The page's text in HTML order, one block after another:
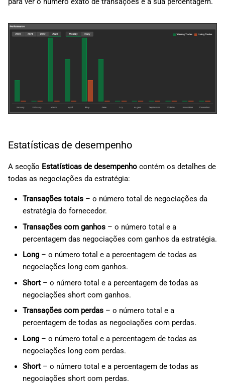
Estatísticas de desempenho
A secção Estatísticas de desempenho contém os detalhes de
todas as negociações da estratégia:
Transações totais– o número total de negociações da
estratégia do fornecedor.
Transações com ganhos– o número total e a
percentagem das negociações com ganhos da estratégia.
Long– o número total e a percentagem de todas as
negociações long com ganhos.
Short– o número total e a percentagem de todas as
negociações short com ganhos.
Transações com perdas– o número total e a
percentagem de todas as negociações com perdas.
Long– o número total e a percentagem de todas as
negociações long com perdas.
Short– o número total e a percentagem de todas as
negociações short com perdas.